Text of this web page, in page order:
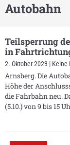
Autobahn
Teilsperrung
in
2. Oktober 2023 Keine
Arnsberg. Die
Höhe der
die Fahrbahn neu.
(5.10.) von 9 bis 15